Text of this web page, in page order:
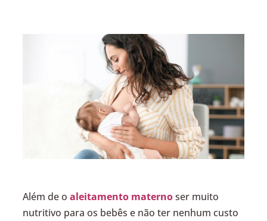
Além de o aleitamento maternoser muito
nutritivo para os bebês e não ter nenhum custo